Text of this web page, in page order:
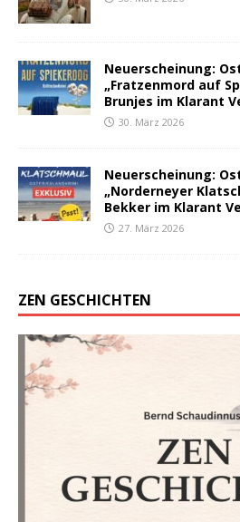
Neuerscheinung:
„Fratzenmord auf
Brunjes im Klarant
30. März 2026
Neuerscheinung:
„Norderneyer
Bekker im Klarant
27. März 2026
ZEN GESCHICHTEN